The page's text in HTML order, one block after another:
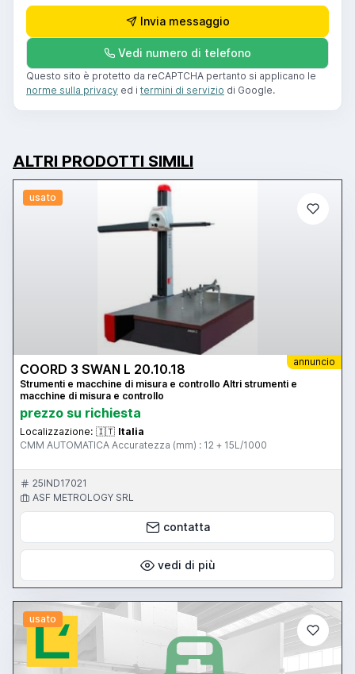
Invia messaggio
Vedi numero di telefono
Questo sito è protetto da reCAPTCHA pertanto si applicano le
norme sulla privacy ed i termini di servizio di Google.
ALTRI PRODOTTI SIMILI
usato
annuncio
COORD 3 SWAN L 20.10.18
Strumenti e macchine di misura e controllo Altri strumenti e
macchine di misura e controllo
prezzo su richiesta
Localizzazione: 🇮🇹 Italia
CMM AUTOMATICA Accuratezza (mm) : 12 + 15L/1000
25IND17021
ASF METROLOGY SRL
contatta
vedi di più
usato